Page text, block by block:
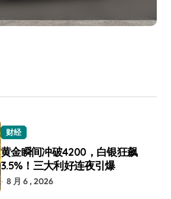
财经
黄金瞬间冲破4200，白银狂飙
3.5%！三大利好连夜引爆
8 月 6 , 2026